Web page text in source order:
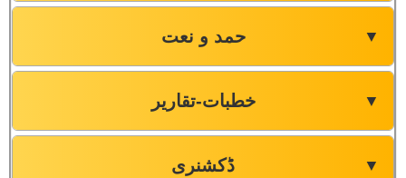
حمد و نعت ▼
خطبات-تقاریر ▼
ڈکشنری ▼